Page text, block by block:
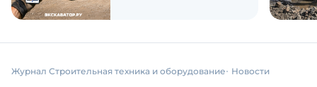
Журнал Строительная техника и оборудование Новости